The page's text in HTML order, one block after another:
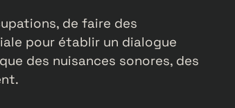
de faire des
pour établir un dialogue
des nuisances sonores, des